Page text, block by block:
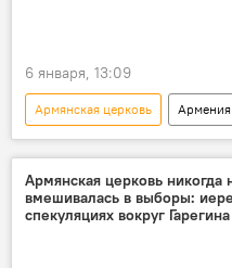
6 января, 13:09
Армянская церковь
Армения
Новости Армения
Католикос
послание
Армянская церковь никогда
вмешивалась в выборы:
спекуляциях вокруг